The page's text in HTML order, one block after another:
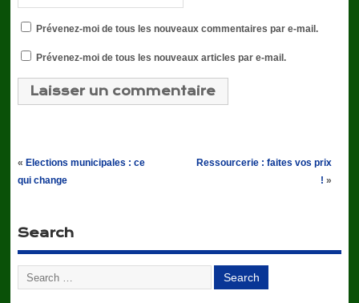
Prévenez-moi de tous les nouveaux commentaires par e-mail.
Prévenez-moi de tous les nouveaux articles par e-mail.
« Elections municipales : ce
qui change
Ressourcerie : faites vos prix
! »
Search